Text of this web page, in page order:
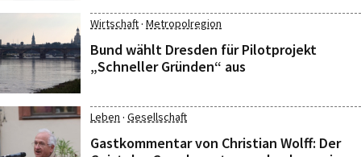
Wirtschaft· Metropolregion
Bund wählt Dresden für Pilotprojekt
„Schneller Gründen“ aus
Leben · Gesellschaft
Gastkommentar von Christian Wolff: Der